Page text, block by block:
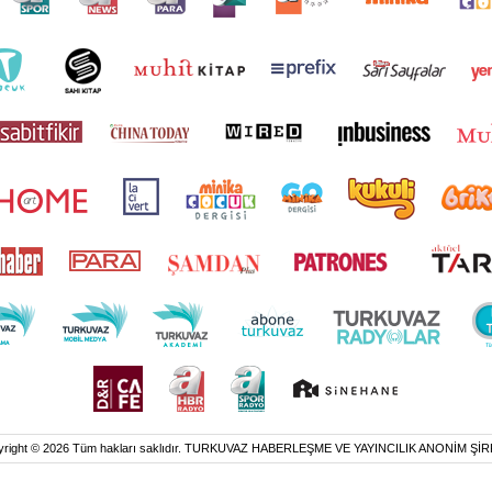
© 2026 Tüm hakları saklıdır. TURKUVAZ HABERLEŞME VE YAYINCILIK ANONİM